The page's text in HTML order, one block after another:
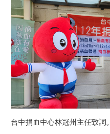
台中捐血中心林冠州主任致詞。